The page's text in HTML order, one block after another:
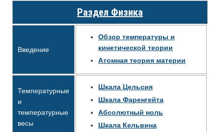
Раздел Физика
Введение
Обзор температуры и
кинетической теории
Атомная теория материи
Температурные
и
температурные
весы
Шкала Цельсия
Шкала Фаренгейта
Абсолютный ноль
Шкала Кельвина